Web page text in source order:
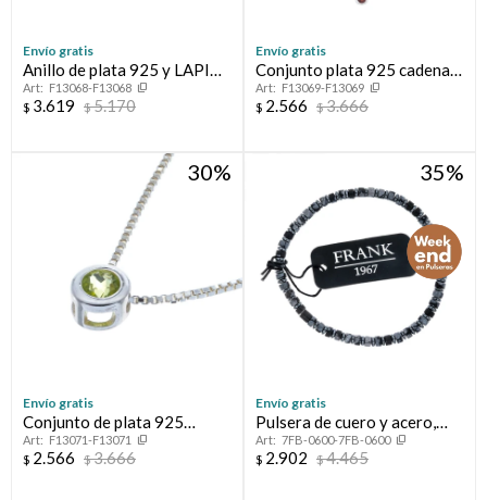
Envío gratis
Anillo de plata 925 y LAPIZ
LAZULIF13068-F13068
$ 3.619 $5.170
Envío gratis
Conjunto plata 925 cadena y
punto de luz GRANATE
F13069-F13069
$ 2.566 $3.666
30
Envío gratis
Conjunto de plata 925
cadena y punto de luz
PERIDOTO
F13071-F13071
$ 2.566 $3.666
35
Envío gratis
Pulsera de cuero y acero,
FRANK7FB-0600-7FB-0600
$ 2.902 $4.465